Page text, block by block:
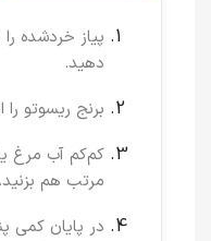
پیاز خردشده
دهید.
برنج ریسوتو
کم‌کم آب مرغ
مرتب هم بزنید.
در پایان کمی